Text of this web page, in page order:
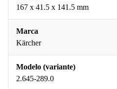
167 x 41.5 x 141.5 mm
Marca
Kärcher
Modelo (variante)
2.645-289.0